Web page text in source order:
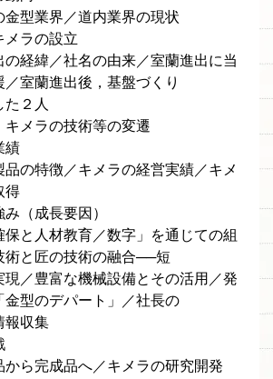
界／道内業界の現状
ラの設立
／社名の由来／室蘭進出に当
室蘭進出後，基盤づくり
人
メラの技術等の変遷
績
徴／キメラの経営実績／キメ
得
（成長要因）
材教育／数字」を通じての組
術と匠の技術の融合──短
富な機械設備とその活用／発
金型のデパート」／社長の
収集
成品へ／キメラの研究開発